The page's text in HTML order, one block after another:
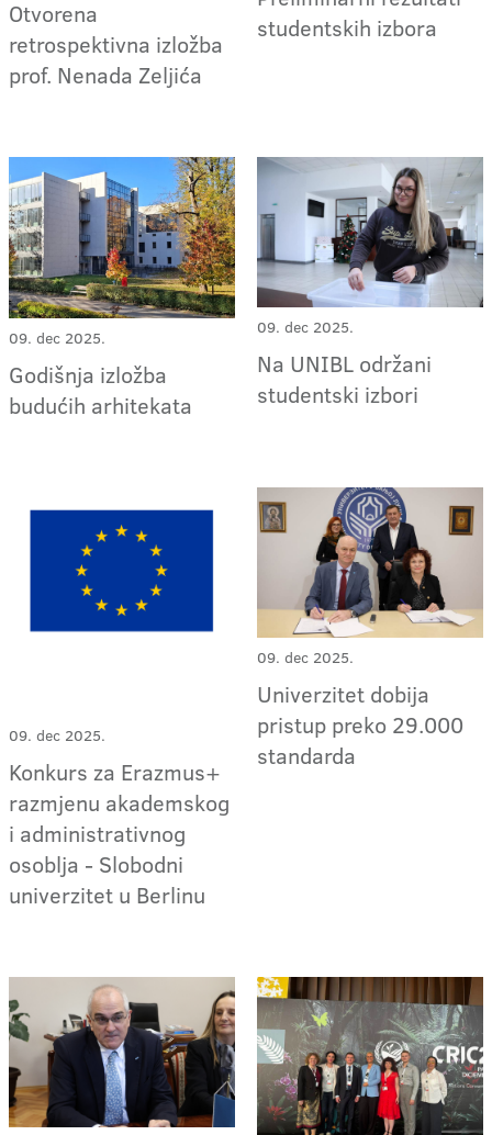
Otvorena
retrospektivna izložba
prof. Nenada Zeljića
studentskih izbora
09. dec 2025.
Godišnja izložba
budućih arhitekata
09. dec 2025.
Na UNIBL održani
studentski izbori
09. dec 2025.
Konkurs za Erazmus+
razmjenu akademskog
i administrativnog
osoblja - Slobodni
univerzitet u Berlinu
09. dec 2025.
Univerzitet dobija
pristup preko 29.000
standarda